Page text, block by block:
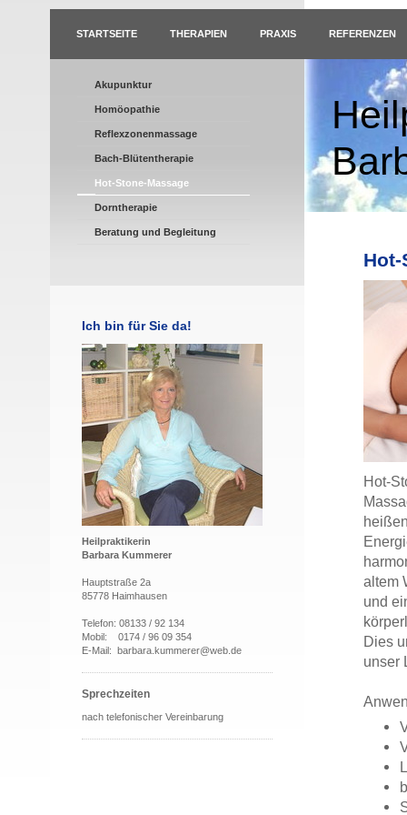
STARTSEITE THERAPIEN PRAXIS REFERENZEN
Akupunktur
Homöopathie
Reflexzonenmassage
Bach-Blütentherapie
Hot-Stone-Massage
Dorntherapie
Beratung und Begleitung
Ich bin für Sie da!
Heilpraktikerin
Barbara Kummerer
Hauptstraße 2a
85778 Haimhausen
Telefon: 08133 / 92 134
Mobil: 0174 / 96 09 354
E-Mail: barbara.kummerer@web.de
Sprechzeiten
nach telefonischer Vereinbarung
Hot-
Hot-
altem
und
Dies
unser